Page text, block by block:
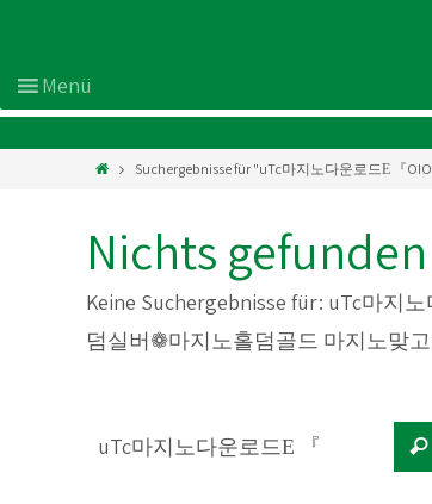
Suchergebnisse für "uTc마지노다운로드Е 『
Nichts gefunden
Keine Suchergebnisse für: uTc마지
덤실버❁마지노홀덤골드 마지노맞